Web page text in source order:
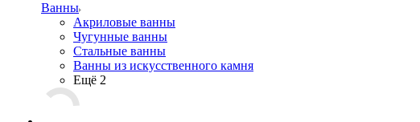
Ванны
Акриловые ванны
Чугунные ванны
Стальные ванны
Ванны из искусственного камня
Ещё 2